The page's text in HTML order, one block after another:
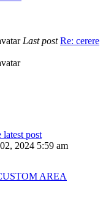
Last post Re: cerere
post
2024 5:59 am
AREA